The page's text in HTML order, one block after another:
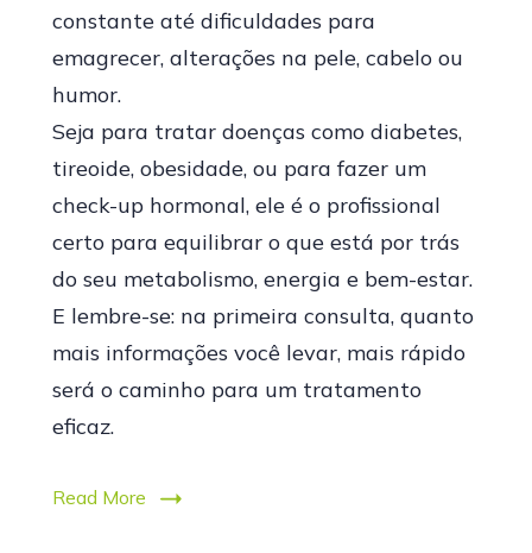
constante até dificuldades para
emagrecer, alterações na pele, cabelo ou
humor.
Seja para tratar doenças como diabetes,
tireoide, obesidade, ou para fazer um
check-up hormonal, ele é o profissional
certo para equilibrar o que está por trás
do seu metabolismo, energia e bem-estar.
E lembre-se: na primeira consulta, quanto
mais informações você levar, mais rápido
será o caminho para um tratamento
eficaz.
Read More